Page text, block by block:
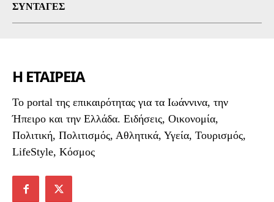
ΣΥΝΤΑΓΈΣ
Η ΕΤΑΙΡΕΙΑ
To portal της επικαιρότητας για τα Ιωάννινα, την
Ήπειρο και την Ελλάδα. Ειδήσεις, Οικονομία,
Πολιτική, Πολιτισμός, Αθλητικά, Υγεία, Τουρισμός,
LifeStyle, Κόσμος